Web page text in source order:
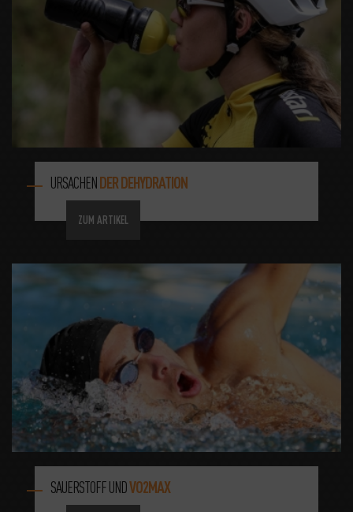
URSACHENDER DEHYDRATION
ZUM ARTIKEL
SAUERSTOFF UNDVO2MAX